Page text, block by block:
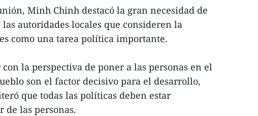
Minh Chinh destacó la gran necesidad de
autoridades locales que consideren la
como una tarea política importante.
la perspectiva de poner a las personas en el
son el factor decisivo para el desarrollo,
que todas las políticas deben estar
de las personas.